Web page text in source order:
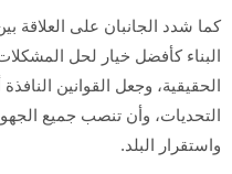
كما شدد الجانبان على العلاقة
البناء كأفضل خيار لحل
الحقيقية، وجعل القوانين
التحديات، وأن تنصب جميع
واستقرار البلد.